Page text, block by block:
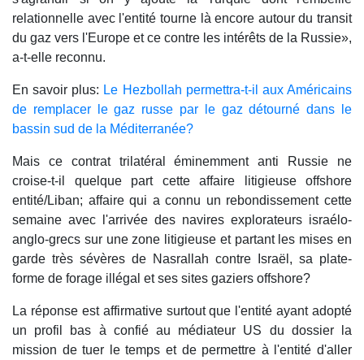
relationnelle avec l'entité tourne là encore autour du transit
du gaz vers l'Europe et ce contre les intérêts de la Russie»,
a-t-elle reconnu.
En savoir plus: Le Hezbollah permettra-t-il aux Américains
de remplacer le gaz russe par le gaz détourné dans le
bassin sud de la Méditerranée?
Mais ce contrat trilatéral éminemment anti Russie ne
croise-t-il quelque part cette affaire litigieuse offshore
entité/Liban; affaire qui a connu un rebondissement cette
semaine avec l'arrivée des navires explorateurs israélo-
anglo-grecs sur une zone litigieuse et partant les mises en
garde très sévères de Nasrallah contre Israël, sa plate-
forme de forage illégal et ses sites gaziers offshore?
La réponse est affirmative surtout que l'entité ayant adopté
un profil bas à confié au médiateur US du dossier la
mission de tuer le temps et de permettre à l'entité d'aller